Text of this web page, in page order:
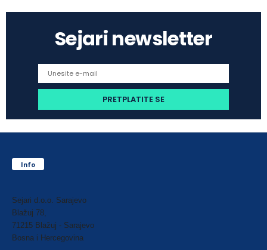
Sejari newsletter
Info
Sejari d.o.o. Sarajevo
Blažuj 78,
71215 Blažuj - Sarajevo
Bosna i Hercegovina